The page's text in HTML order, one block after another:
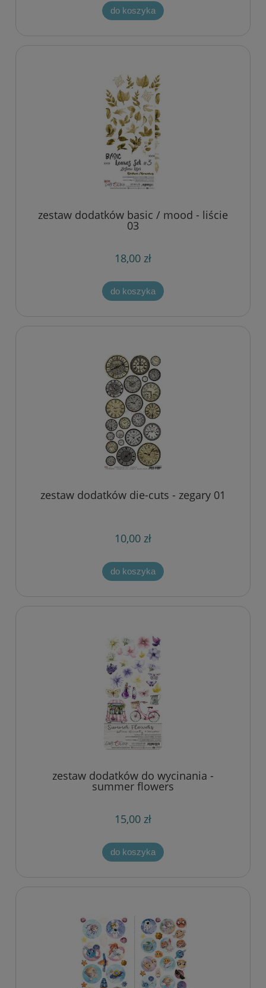
do koszyka
zestaw dodatków basic / mood - liście
03
18,00 zł
do koszyka
zestaw dodatków die-cuts - zegary 01
10,00 zł
do koszyka
zestaw dodatków do wycinania -
summer flowers
15,00 zł
do koszyka